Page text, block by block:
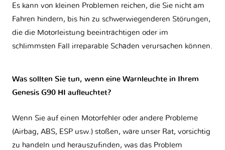
Es kann von kleinen Problemen reichen, die Sie nicht am
Fahren hindern, bis hin zu schwerwiegenderen Störungen,
die die Motorleistung beeinträchtigen oder im
schlimmsten Fall irreparable Schäden verursachen können.
Was sollten Sie tun, wenn eine Warnleuchte in Ihrem
Genesis G90 HI aufleuchtet?
Wenn Sie auf einen Motorfehler oder andere Probleme
(Airbag, ABS, ESP usw.) stoßen, wäre unser Rat, vorsichtig
zu handeln und herauszufinden, was das Problem